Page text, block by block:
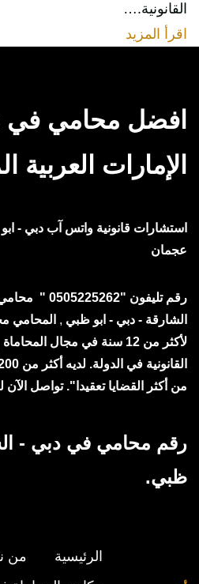
القانونية.…
اقرأ المزيد
افضل محامي في
الإمارات العربية
استشارات قانونية واتس آب دبي -
عجمان
رقم تليفون
الشارقة - دبي - ابو ظبي , المحامي
لأكثر من 12 سنة في مجال
من أكثر القضايا تعقيدا". تواصل
رقم محامي في دبي -
ظبي.
الرئيسية من